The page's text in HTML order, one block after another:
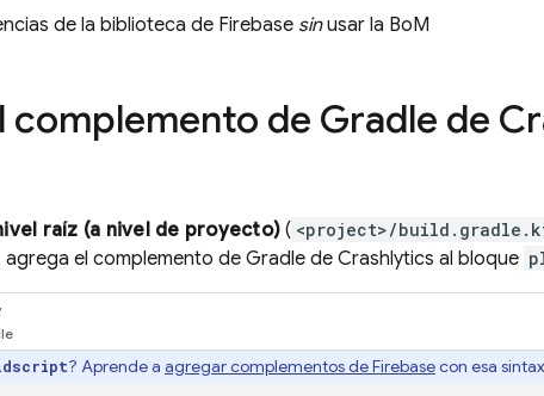
de la biblioteca de Firebase sinusar la BoM
complemento de Gradle de
raíz (a nivel de proyecto) ( <project>/
agrega el complemento de Gradle de Crashlytics al bloque
? Aprende a agregar complementos de Firebasecon esa